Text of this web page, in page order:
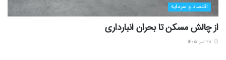
اقتصاد و سرمایه
از چالش مسکن تا بحران انبارداری